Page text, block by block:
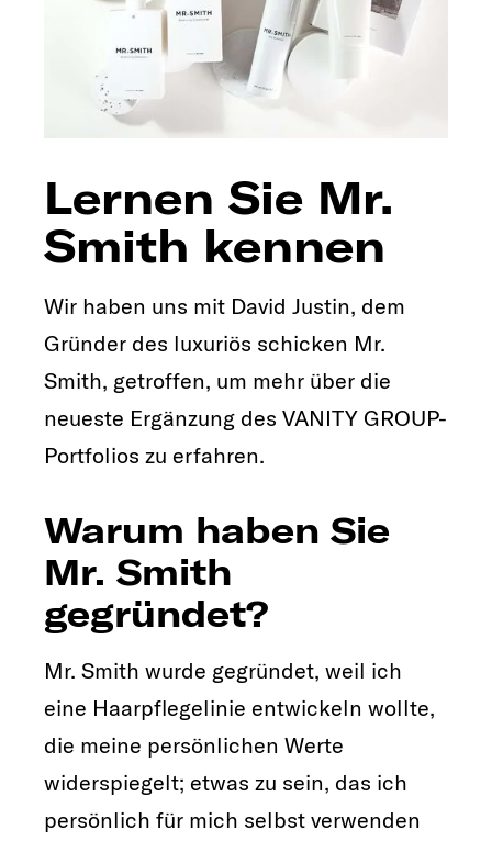
Lernen Sie Mr.
Smith kennen
Wir haben uns mit David Justin, dem
Gründer des luxuriös schicken Mr.
Smith, getroffen, um mehr über die
neueste Ergänzung des VANITY GROUP-
Portfolios zu erfahren.
Warum haben Sie
Mr. Smith
gegründet?
Mr. Smith wurde gegründet, weil ich
eine Haarpflegelinie entwickeln wollte,
die meine persönlichen Werte
widerspiegelt; etwas zu sein, das ich
persönlich für mich selbst verwenden